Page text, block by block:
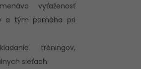
vyťaženosť
a tým pomáha pri
tréningov,
sieťach